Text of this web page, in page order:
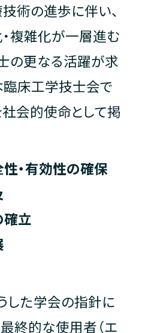
術の進歩に伴い、
複雑化が一層進む
の更なる活躍が求
臨床工学技士会で
会的使命として掲
・有効性の確保
立
した学会の指針に
終的な使用者（エ